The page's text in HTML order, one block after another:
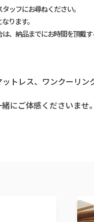
ッフにお尋ねください。
ります。
、納品までにお時間を頂戴
トレス、ワンクーリ
にご体感くださいませ。